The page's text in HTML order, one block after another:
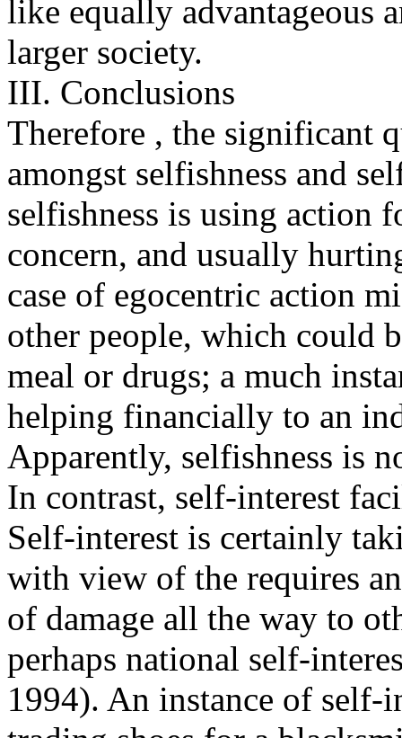
like equally advantageous
larger society.
III. Conclusions
Therefore , the significant
amongst selfishness and
selfishness is using action
concern, and usually
case of egocentric action
other people, which could
meal or drugs; a much
helping financially to an
Apparently, selfishness is
In contrast, self-interest
Self-interest is certainly
with view of the requires
of damage all the way to
perhaps national self-
1994). An instance of self-